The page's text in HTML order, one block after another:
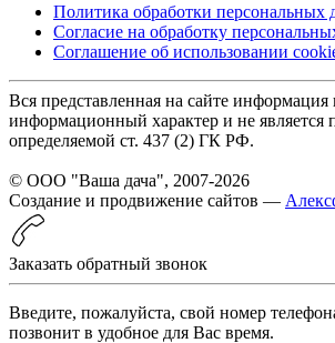
Политика обработки персональных
Согласие на обработку
Соглашение об использовании
Вся представленная на сайте информация
информационный характер и не является
определяемой ст. 437 (2) ГК РФ.
© ООО "Ваша дача", 2007-2026
Создание и продвижение сайтов —
Заказать обратный звонок
Введите, пожалуйста, свой номер
позвонит в удобное для Вас время.